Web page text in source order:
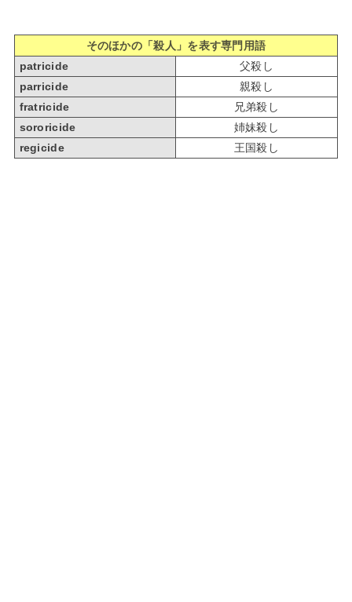
そのほかの「殺人」を表す専門用語
patricide
父殺し
parricide
親殺し
fratricide
兄弟殺し
sororicide
姉妹殺し
regicide
王国殺し